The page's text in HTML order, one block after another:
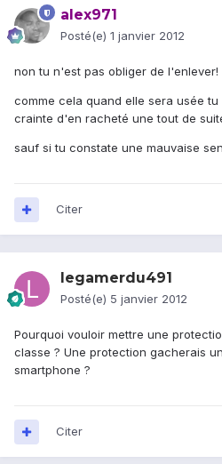
alex971
Posté(e) 1 janvier 2012
non tu n'est pas obliger de l'enlever!
comme cela quand elle sera usée
crainte d'en racheté une tout de
sauf si tu constate une mauvaise
Citer
legamerdu491
Posté(e) 5 janvier 2012
Pourquoi vouloir mettre une
classe ? Une protection gacherais
smartphone ?
Citer